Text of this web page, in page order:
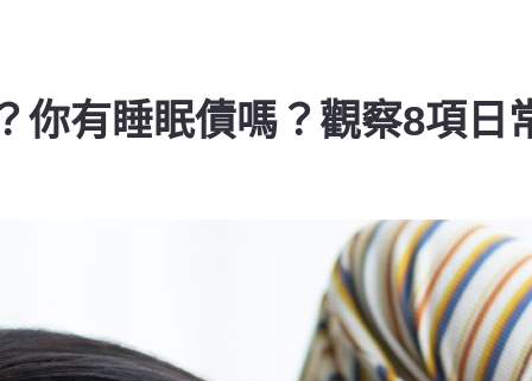
你有睡眠債嗎？觀察8項日